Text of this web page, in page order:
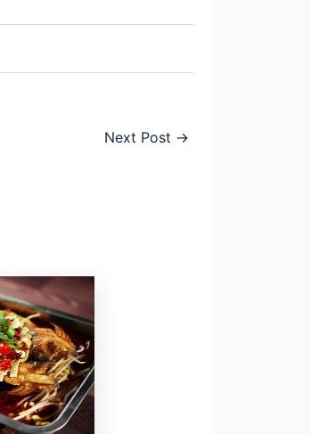
Next Post →